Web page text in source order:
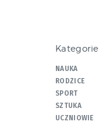
Kategorie
NAUKA
RODZICE
SPORT
SZTUKA
UCZNIOWIE